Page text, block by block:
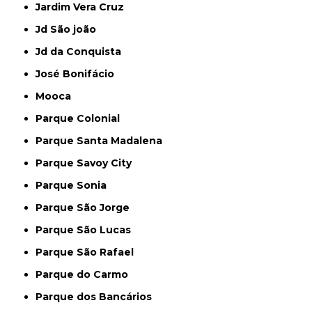
Jardim Vera Cruz
Jd São joão
Jd da Conquista
José Bonifácio
Mooca
Parque Colonial
Parque Santa Madalena
Parque Savoy City
Parque Sonia
Parque São Jorge
Parque São Lucas
Parque São Rafael
Parque do Carmo
Parque dos Bancários